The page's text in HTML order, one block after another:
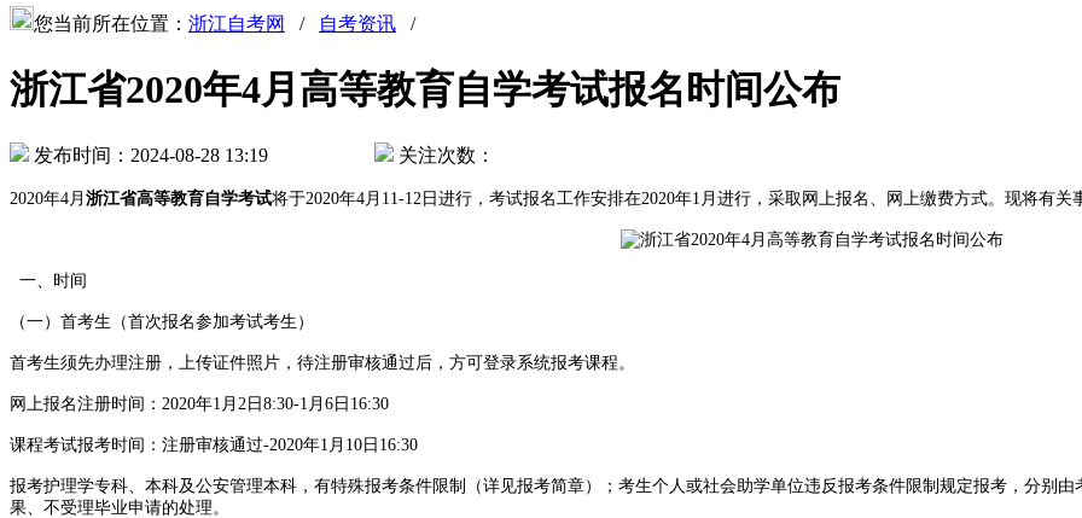
您当前所在位置： 浙江自考网 / 自考资讯 /
浙江省2020年4月高等教育自学考试报名时间公布
发布时间：2024-08-28 13:19 关注次数：
2020年4月 浙江省高等教育自学考试将于2020年4月11-12日进行，考试报名工作安排在2020年1月进行，采取网上报名、网上缴费方式。现将有关
一、时间
（一）首考生（首次报名参加考试考生）
首考生须先办理注册，上传证件照片，待注册审核通过后，方可登录系统报考课程。
网上报名注册时间：2020年1月2日8:30-1月6日16:30
课程考试报考时间：注册审核通过-2020年1月10日16:30
报考护理学专科、本科及公安管理本科，有特殊报考条件限制（详见报考简章）；考生个人或社会助学单位违反报考条件限制规定报考，分别
果、不受理毕业申请的处理。